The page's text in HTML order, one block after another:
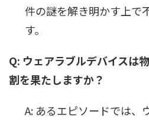
件の謎を解き明かす上で
す。
Q: ウェアラブルデバイスは
割を果たしますか？
A: あるエピソードでは、